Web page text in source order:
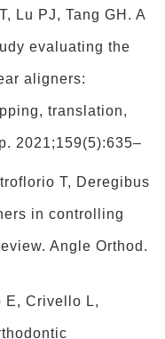
Lu PJ, Tang GH. A
evaluating the
aligners:
translation,
2021;159(5):635–
T, Deregibus
in controlling
Angle Orthod.
E, Crivello L,